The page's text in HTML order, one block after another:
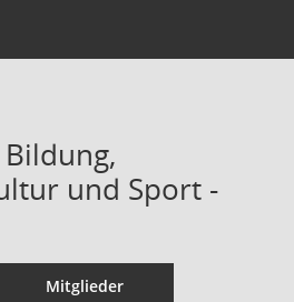
und Sport -
Mitglieder